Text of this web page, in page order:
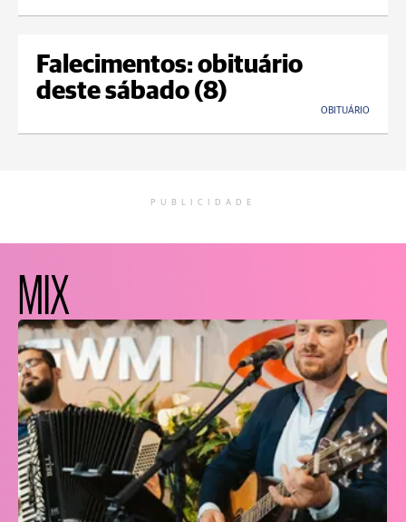
Falecimentos: obituário
deste sábado (8)
OBITUÁRIO
PUBLICIDADE
MIX